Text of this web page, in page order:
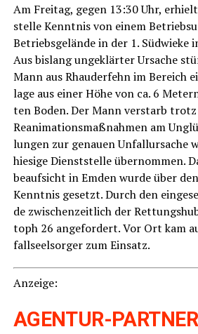
Am Frei­tag, gegen 13:30 Uhr,
stel­le Kennt­nis von einem
Betriebs­ge­län­de in der 1. Süd­wie­ke
Aus bis­lang unge­klär­ter Ursa­che
Mann aus Rhau­der­fehn im Bereich
la­ge aus einer Höhe von ca. 6
ten Boden. Der Mann ver­starb
Reani­ma­ti­ons­maß­nah­men am
lun­gen zur genau­en Unfall­ur­sa­che
hie­si­ge Dienst­stel­le über­nom­men.
be­auf­sicht in Emden wur­de über
Kennt­nis gesetzt. Durch den
de zwi­schen­zeit­lich der
toph 26 ange­for­dert. Vor Ort kam
fall­seel­sor­ger zum Einsatz.
Anzei­ge:
AGENTUR-